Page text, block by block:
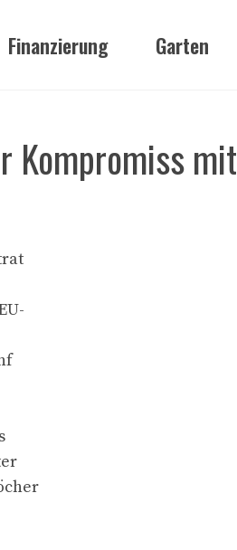
Finanzierung Garten
Kompromiss mit